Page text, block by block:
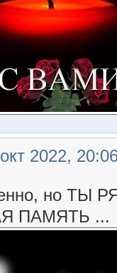
2022,
но ТЫ
ПАМЯТЬ ...